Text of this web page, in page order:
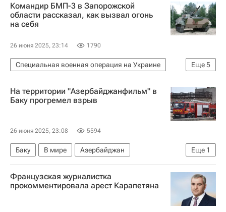
Следственный комитет России (СК РФ)
Сафари-парк "Тайган"
Командир БМП-3 в Запорожской
области рассказал, как вызвал огонь
на себя
26 июня 2025, 23:14 1790
Еще5
Специальная военная операция на Украине
Запорожская область
Вооруженные силы Украины
Происшествия
На территории "Азербайджанфильм" в
Баку прогремел взрыв
26 июня 2025, 23:08 5594
Еще 1
Баку В мире
Азербайджан
МЧС России (Министерство РФ по делам гражданской обороны, чрезвычайным ситуациям и ликвидации последствий стихийных бедствий)
Французская журналистка
прокомментировала арест Карапетяна